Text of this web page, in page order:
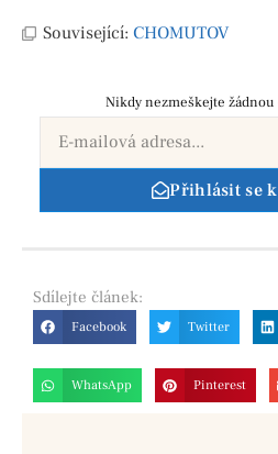
Související: CHOMUTOV
Nikdy nezmeškejte
Přihlásit se
Sdílejte článek:
Facebook Twitter
WhatsApp Pinterest